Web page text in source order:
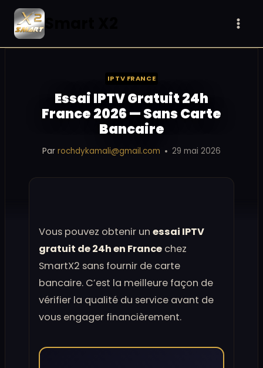
Aller
contenu
IPTV FRANCE
Essai IPTV Gratuit 24h
France 2026 — Sans Carte
Bancaire
Par rochdykamali@gmail.com 29 mai 2026
Vous pouvez obtenir un essai IPTV
gratuit de 24h en France chez
SmartX2 sans fournir de carte
bancaire. C’est la meilleure façon de
vérifier la qualité du service avant de
vous engager financièrement.